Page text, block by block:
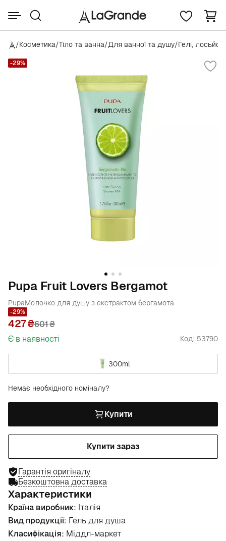
/Косметика/Тіло та ванна/Для ванної та душу/Гелі,
-29%
Pupa Fruit Lovers Bergamot
PupaМолочко для душу з екстрактом бергамота
-29%
427 601₴
Є в наявності
Код: 53790
300ml
Немає необхідного номіналу?
Купити
Купити зараз
Гарантія оригіналу
Безкоштовна доставка
Характеристики
Країна виробник: Італія
Вид продукції: Гель для душа
Класифікація: Міддл-маркет